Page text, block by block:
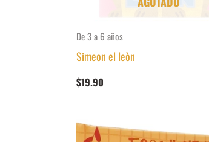
De 3 a 6 años
Simeon el leòn
$19.90